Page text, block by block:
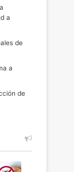
a
de
a
de